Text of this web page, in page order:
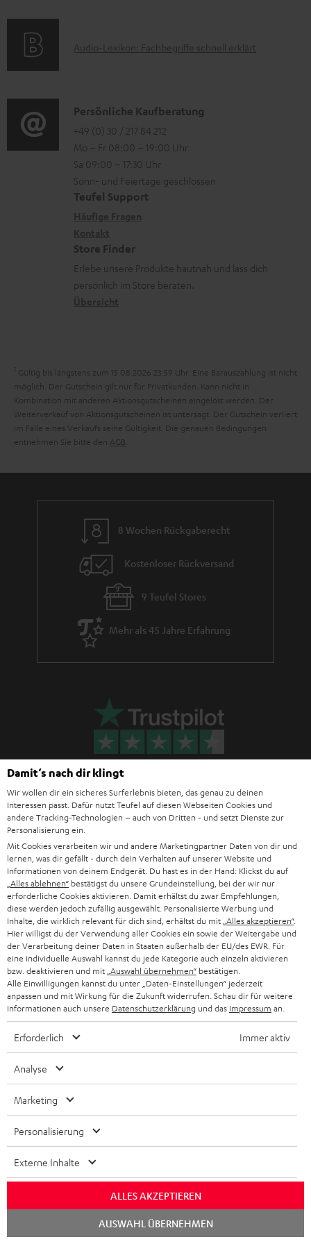
d
n
m
V
e
r
s
n
d
i
e
n
z
u
r
a
r
a
e
t
g
e
r
ä
t
ü
c
m
e
A
i
o
-
L
e
k
o
Audio-Lexikon: Fachbegriffe schnell erklärt
K
o
n
t
a
d
a
Persönliche Kaufberatung
+49 (0) 30 / 217 84 212
Mo – Fr 08:00 – 19:00 Uhr
Sa 09:00 – 17:30 Uhr
Sonn- und Feiertage geschlossen
Teufel Support
Store Finder
Erlebe unsere Produkte hautnah und lass dich
persönlich im Store beraten.
1 Gültig bis längstens zum 15.08.2026 23:59 Uhr. Eine Barauszahlung ist nicht
möglich. Der Gutschein gilt nur für Privatkunden. Kann nicht in
Kombination mit anderen Aktionsgutscheinen eingelöst werden. Der
Weiterverkauf von Aktionsgutscheinen ist untersagt. Der Gutschein verliert
im Falle eines Verkaufs seine Gültigkeit. Die genauen Bedingungen
entnehmen Sie bitte den AGB
8 Wochen Rückgaberecht
Kostenloser Rückversand
9 Teufel Stores
Mehr als 45 Jahre Erfahrung
Teufel Blog
Audio-Technologien, HiFi-Trends, Tipps & Tricks
Teufel Support
Häufige Fragen
Kontakt
Rückgabe / Rücktritt
Sendungsverfolgung
Store Finder
Erlebe unsere Produkte hautnah und lass dich persönlich
im Store beraten.
RABATT
Damit‘s nach dir klingt
Wir wollen dir ein sicheres Surferlebnis bieten, das genau zu deinen
Interessen passt. Dafür nutzt Teufel auf diesen Webseiten Cookies und
andere Tracking-Technologien – auch von Dritten - und setzt Dienste zur
Personalisierung ein.
Mit Cookies verarbeiten wir und andere Marketingpartner Daten von dir und
lernen, was dir gefällt - durch dein Verhalten auf unserer Website und
Informationen von deinem Endgerät. Du hast es in der Hand: Klickst du auf
„Alles ablehnen“ bestätigst du unsere Grundeinstellung, bei der wir nur
erforderliche Cookies aktivieren. Damit erhältst du zwar Empfehlungen,
diese werden jedoch zufällig ausgewählt. Personalisierte Werbung und
Inhalte, die wirklich relevant für dich sind, erhältst du mit „Alles akzeptieren“.
Hier willigst du der Verwendung aller Cookies ein sowie der Weitergabe und
der Verarbeitung deiner Daten in Staaten außerhalb der EU/des EWR. Für
eine individuelle Auswahl kannst du jede Kategorie auch einzeln aktivieren
bzw. deaktivieren und mit „Auswahl übernehmen“ bestätigen.
Alle Einwilligungen kannst du unter „Daten-Einstellungen“ jederzeit
anpassen und mit Wirkung für die Zukunft widerrufen. Schau dir für weitere
Informationen auch unsere Datenschutzerklärung und das Impressum an.
Erforderlich Immer aktiv
Analyse
Marketing
Personalisierung
Externe Inhalte
ALLES AKZEPTIEREN
AUSWAHL ÜBERNEHMEN